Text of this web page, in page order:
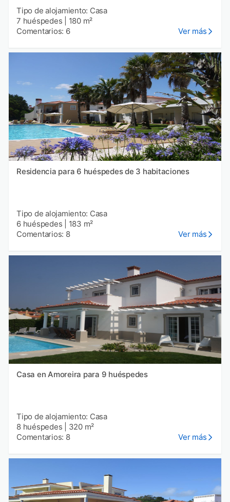
Tipo de alojamiento: Casa
7 huéspedes
180 m²
Comentarios: 6
Ver más
Residencia para 6 huéspedes de 3 habitaciones
Tipo de alojamiento: Casa
6 huéspedes
183 m²
Comentarios: 8
Ver más
Casa en Amoreira para 9 huéspedes
Tipo de alojamiento: Casa
8 huéspedes
320 m²
Comentarios: 8
Ver más